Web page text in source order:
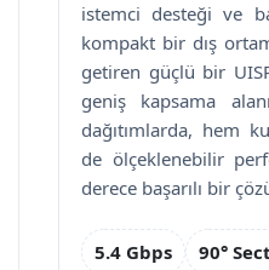
istemci desteği ve
kompakt bir dış
getiren güçlü bir
geniş kapsama
dağıtımlarda, hem
de ölçeklenebilir
derece başarılı bir
5.4 Gbps 90°